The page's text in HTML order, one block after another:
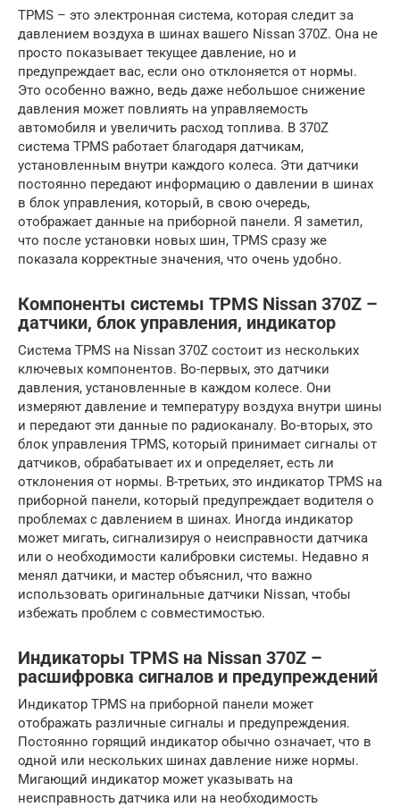
TPMS – это электронная система, которая следит за
давлением воздуха в шинах вашего Nissan 370Z. Она не
просто показывает текущее давление, но и
предупреждает вас, если оно отклоняется от нормы.
Это особенно важно, ведь даже небольшое снижение
давления может повлиять на управляемость
автомобиля и увеличить расход топлива. В 370Z
система TPMS работает благодаря датчикам,
установленным внутри каждого колеса. Эти датчики
постоянно передают информацию о давлении в шинах
в блок управления, который, в свою очередь,
отображает данные на приборной панели. Я заметил,
что после установки новых шин, TPMS сразу же
показала корректные значения, что очень удобно.
Компоненты системы TPMS Nissan 370Z –
датчики, блок управления, индикатор
Система TPMS на Nissan 370Z состоит из нескольких
ключевых компонентов. Во-первых, это датчики
давления, установленные в каждом колесе. Они
измеряют давление и температуру воздуха внутри шины
и передают эти данные по радиоканалу. Во-вторых, это
блок управления TPMS, который принимает сигналы от
датчиков, обрабатывает их и определяет, есть ли
отклонения от нормы. В-третьих, это индикатор TPMS на
приборной панели, который предупреждает водителя о
проблемах с давлением в шинах. Иногда индикатор
может мигать, сигнализируя о неисправности датчика
или о необходимости калибровки системы. Недавно я
менял датчики, и мастер объяснил, что важно
использовать оригинальные датчики Nissan, чтобы
избежать проблем с совместимостью.
Индикаторы TPMS на Nissan 370Z –
расшифровка сигналов и предупреждений
Индикатор TPMS на приборной панели может
отображать различные сигналы и предупреждения.
Постоянно горящий индикатор обычно означает, что в
одной или нескольких шинах давление ниже нормы.
Мигающий индикатор может указывать на
неисправность датчика или на необходимость